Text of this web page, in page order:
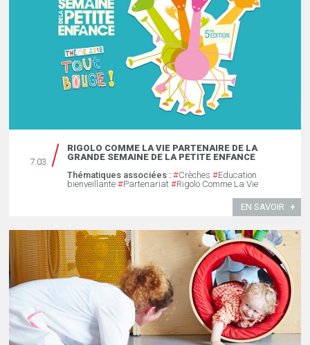
7.03
RIGOLO COMME LA VIE PARTENAIRE DE LA
GRANDE SEMAINE DE LA PETITE ENFANCE
Thématiques associées : #Crèches #Education
bienveillante #Partenariat #Rigolo Comme La Vie
EN SAVOIR